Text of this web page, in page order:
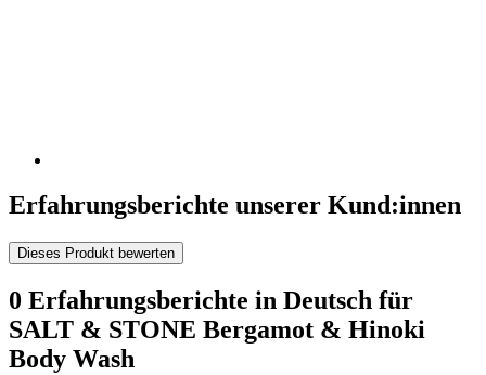
Erfahrungsberichte unserer Kund:innen
Dieses Produkt bewerten
0 Erfahrungsberichte in Deutsch für
SALT & STONE Bergamot & Hinoki
Body Wash